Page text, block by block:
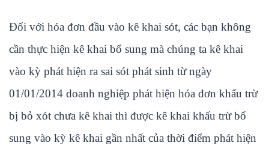
Đối với hóa đơn đầu vào kê khai sót, các bạn không
cần thực hiện kê khai bổ sung mà chúng ta kê khai
vào kỳ phát hiện ra sai sót phát sinh từ ngày
01/01/2014 doanh nghiệp phát hiện hóa đơn khấu trừ
bị bỏ xót chưa kê khai thì được kê khai khấu trừ bổ
sung vào kỳ kê khai gần nhất của thời điểm phát hiện